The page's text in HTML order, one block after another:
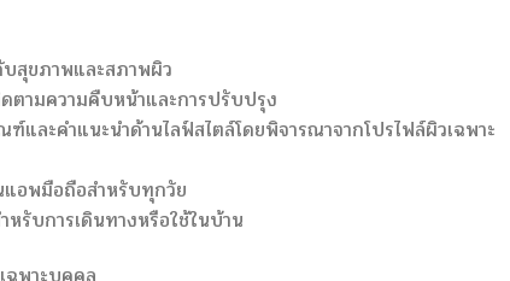
บสุขภาพและสภาพผิว
ตามความคืบหน้าและการปรับปรุง
ละคำแนะนำด้านไลฟ์สไตล์โดยพิจารณาจากโปรไฟล์ผิวเฉพาะ
แอพมือถือสำหรับทุกวัย
รับการเดินทางหรือใช้ในบ้าน